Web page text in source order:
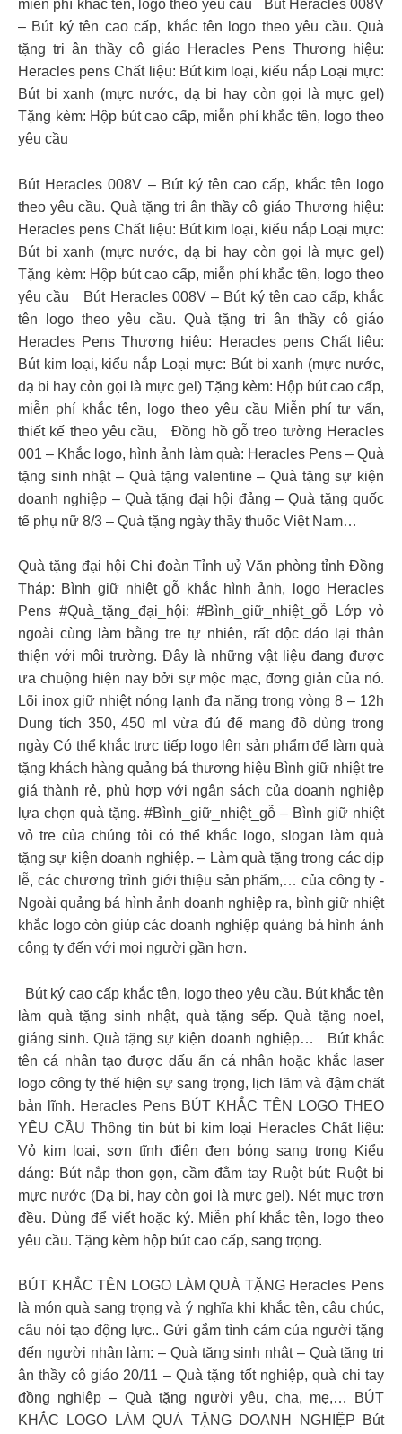
miễn phí khắc tên, logo theo yêu cầu
Bút Heracles 008V
– Bút ký tên cao cấp, khắc tên logo theo yêu cầu. Quà
tặng tri ân thầy cô giáo Heracles Pens Thương hiệu:
Heracles pens Chất liệu: Bút kim loại, kiểu nắp Loại mực:
Bút bi xanh (mực nước, dạ bi hay còn gọi là mực gel)
Tặng kèm: Hộp bút cao cấp, miễn phí khắc tên, logo theo
yêu cầu
Bút Heracles 008V – Bút ký tên cao cấp, khắc tên logo
theo yêu cầu. Quà tặng tri ân thầy cô giáo Thương hiệu:
Heracles pens Chất liệu: Bút kim loại, kiểu nắp Loại mực:
Bút bi xanh (mực nước, dạ bi hay còn gọi là mực gel)
Tặng kèm: Hộp bút cao cấp, miễn phí khắc tên, logo theo
yêu cầu
Bút Heracles 008V – Bút ký tên cao cấp, khắc
tên logo theo yêu cầu. Quà tặng tri ân thầy cô giáo
Heracles Pens Thương hiệu: Heracles pens Chất liệu:
Bút kim loại, kiểu nắp Loại mực: Bút bi xanh (mực nước,
dạ bi hay còn gọi là mực gel) Tặng kèm: Hộp bút cao cấp,
miễn phí khắc tên, logo theo yêu cầu Miễn phí tư vấn,
thiết kế theo yêu cầu,
Đồng hồ gỗ treo tường Heracles
001 – Khắc logo, hình ảnh làm quà: Heracles Pens – Quà
tặng sinh nhật – Quà tặng valentine – Quà tặng sự kiện
doanh nghiệp – Quà tặng đại hội đảng – Quà tặng quốc
tế phụ nữ 8/3 – Quà tặng ngày thầy thuốc Việt Nam…
Quà tặng đại hội Chi đoàn Tỉnh uỷ Văn phòng tỉnh Đồng
Tháp: Bình giữ nhiệt gỗ khắc hình ảnh, logo Heracles
Pens #Quà_tặng_đại_hội: #Bình_giữ_nhiệt_gỗ Lớp vỏ
ngoài cùng làm bằng tre tự nhiên, rất độc đáo lại thân
thiện với môi trường. Đây là những vật liệu đang được
ưa chuộng hiện nay bởi sự mộc mạc, đơng giản của nó.
Lõi inox giữ nhiệt nóng lạnh đa năng trong vòng 8 – 12h
Dung tích 350, 450 ml vừa đủ để mang đồ dùng trong
ngày Có thể khắc trực tiếp logo lên sản phẩm để làm quà
tặng khách hàng quảng bá thương hiệu Bình giữ nhiệt tre
giá thành rẻ, phù hợp với ngân sách của doanh nghiệp
lựa chọn quà tặng. #Bình_giữ_nhiệt_gỗ – Bình giữ nhiệt
vỏ tre của chúng tôi có thể khắc logo, slogan làm quà
tặng sự kiện doanh nghiệp. – Làm quà tặng trong các dịp
lễ, các chương trình giới thiệu sản phẩm,… của công ty -
Ngoài quảng bá hình ảnh doanh nghiệp ra, bình giữ nhiệt
khắc logo còn giúp các doanh nghiệp quảng bá hình ảnh
công ty đến với mọi người gần hơn.
Bút ký cao cấp khắc tên, logo theo yêu cầu. Bút khắc tên
làm quà tặng sinh nhật, quà tặng sếp. Quà tặng noel,
giáng sinh. Quà tặng sự kiện doanh nghiệp…
Bút khắc
tên cá nhân tạo được dấu ấn cá nhân hoặc khắc laser
logo công ty thể hiện sự sang trọng, lịch lãm và đậm chất
bản lĩnh. Heracles Pens BÚT KHẮC TÊN LOGO THEO
YÊU CẦU Thông tin bút bi kim loại Heracles Chất liệu:
Vỏ kim loại, sơn tĩnh điện đen bóng sang trọng Kiểu
dáng: Bút nắp thon gọn, cầm đằm tay Ruột bút: Ruột bi
mực nước (Dạ bi, hay còn gọi là mực gel). Nét mực trơn
đều. Dùng để viết hoặc ký. Miễn phí khắc tên, logo theo
yêu cầu. Tặng kèm hộp bút cao cấp, sang trọng.
BÚT KHẮC TÊN LOGO LÀM QUÀ TẶNG Heracles Pens
là món quà sang trọng và ý nghĩa khi khắc tên, câu chúc,
câu nói tạo động lực.. Gửi gắm tình cảm của người tặng
đến người nhận làm: – Quà tặng sinh nhật – Quà tặng tri
ân thầy cô giáo 20/11 – Quà tặng tốt nghiệp, quà chi tay
đồng nghiệp – Quà tặng người yêu, cha, mẹ,… BÚT
KHẮC LOGO LÀM QUÀ TẶNG DOANH NGHIỆP Bút